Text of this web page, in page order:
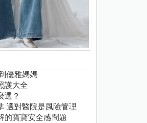
優雅媽媽
護大全
選？
選對醫院是風險管理
的寶寶安全感問題